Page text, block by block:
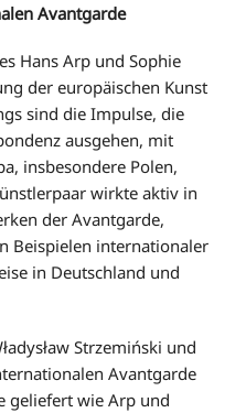
Avantgarde
Hans Arp und Sophie
der europäischen Kunst
sind die Impulse, die
ausgehen, mit
insbesondere Polen,
wirkte aktiv in
der Avantgarde,
Beispielen internationaler
in Deutschland und
Strzemiński und
Avantgarde
geliefert wie Arp und